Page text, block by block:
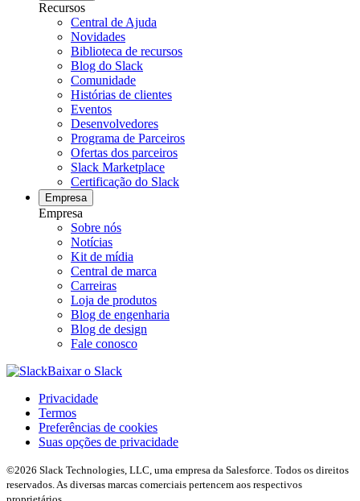
Recursos
Central de Ajuda
Novidades
Biblioteca de recursos
Blog do Slack
Comunidade
Histórias de clientes
Eventos
Desenvolvedores
Programa de Parceiros
Ofertas dos parceiros
Slack Marketplace
Certificação do Slack
Empresa
Empresa
Sobre nós
Notícias
Kit de mídia
Central de marca
Carreiras
Loja de produtos
Blog de engenharia
Blog de design
Fale conosco
Baixar o Slack
Privacidade
Termos
Preferências de cookies
Suas opções de privacidade
©2026 Slack Technologies, LLC, uma empresa da Salesforce. Todos os direitos
reservados. As diversas marcas comerciais pertencem aos respectivos